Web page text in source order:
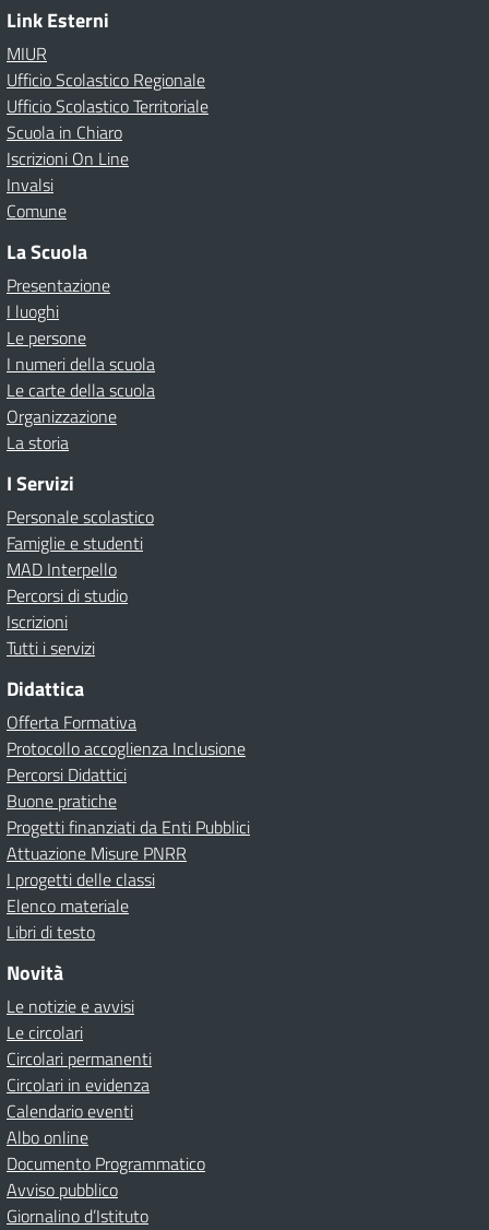
Link Esterni
MIUR
Ufficio Scolastico Regionale
Ufficio Scolastico Territoriale
Scuola in Chiaro
Iscrizioni On Line
Invalsi
Comune
La Scuola
Presentazione
I luoghi
Le persone
I numeri della scuola
Le carte della scuola
Organizzazione
La storia
I Servizi
Personale scolastico
Famiglie e studenti
MAD Interpello
Percorsi di studio
Iscrizioni
Tutti i servizi
Didattica
Offerta Formativa
Protocollo accoglienza Inclusione
Percorsi Didattici
Buone pratiche
Progetti finanziati da Enti Pubblici
Attuazione Misure PNRR
I progetti delle classi
Elenco materiale
Libri di testo
Novità
Le notizie e avvisi
Le circolari
Circolari permanenti
Circolari in evidenza
Calendario eventi
Albo online
Documento Programmatico
Avviso pubblico
Giornalino d’Istituto